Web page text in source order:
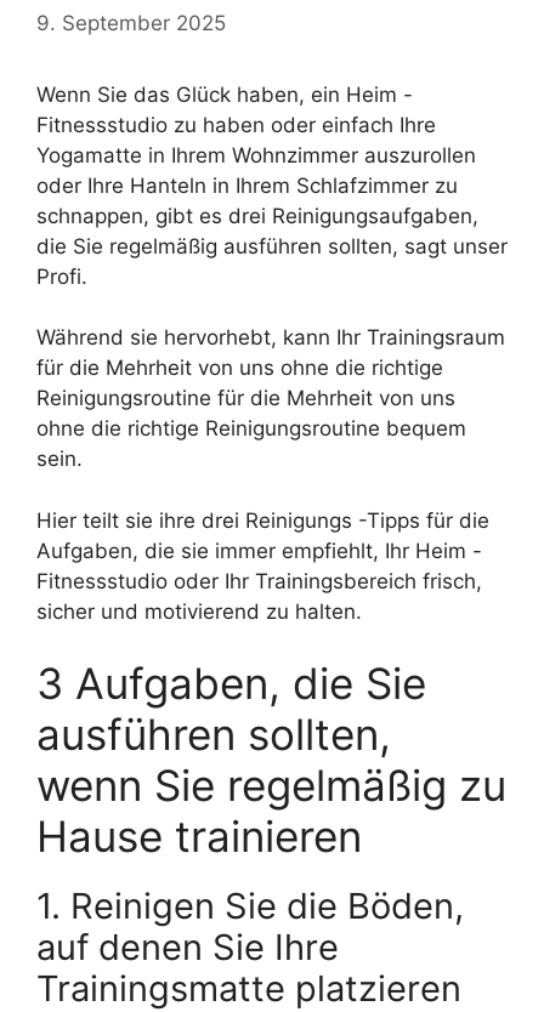
9. September 2025
Wenn Sie das Glück haben, ein Heim -
Fitnessstudio zu haben oder einfach Ihre
Yogamatte in Ihrem Wohnzimmer auszurollen
oder Ihre Hanteln in Ihrem Schlafzimmer zu
schnappen, gibt es drei Reinigungsaufgaben,
die Sie regelmäßig ausführen sollten, sagt unser
Profi.
Während sie hervorhebt, kann Ihr Trainingsraum
für die Mehrheit von uns ohne die richtige
Reinigungsroutine für die Mehrheit von uns
ohne die richtige Reinigungsroutine bequem
sein.
Hier teilt sie ihre drei Reinigungs -Tipps für die
Aufgaben, die sie immer empfiehlt, Ihr Heim -
Fitnessstudio oder Ihr Trainingsbereich frisch,
sicher und motivierend zu halten.
3 Aufgaben, die Sie
ausführen sollten,
wenn Sie regelmäßig zu
Hause trainieren
1. Reinigen Sie die Böden,
auf denen Sie Ihre
Trainingsmatte platzieren